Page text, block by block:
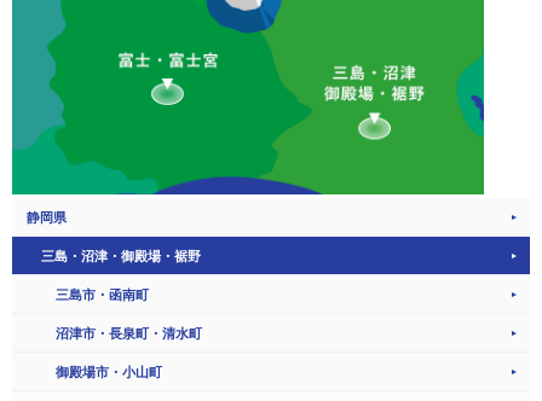
静岡県
三島・沼津・御殿場・裾野
三島市・函南町
沼津市・長泉町・清水町
御殿場市・小山町